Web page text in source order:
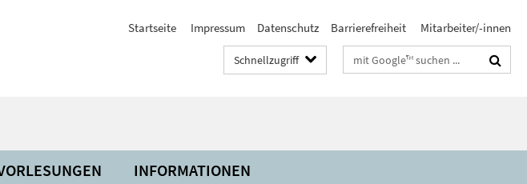
Startseite Impressum Datenschutz Barrierefreiheit Mitarbeiter/-innen
Schnellzugriff Suchbegriffe
INFORMATIONEN